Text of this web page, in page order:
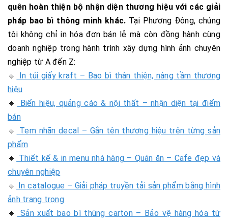
quên hoàn thiện bộ nhận diện thương hiệu với các giải
pháp bao bì thông minh khác. Tại Phương Đông, chúng
tôi không chỉ in hóa đơn bán lẻ mà còn đồng hành cùng
doanh nghiệp trong hành trình xây dựng hình ảnh chuyên
nghiệp từ A đến Z:
🔹
In túi giấy kraft – Bao bì thân thiện, nâng tầm thương
hiệu
🔹
Biển hiệu, quảng cáo & nội thất – nhận diện tại điểm
bán
🔹
Tem nhãn decal – Gắn tên thương hiệu trên từng sản
phẩm
🔹 Thiết kế & in menu nhà hàng – Quán ăn – Cafe đẹp và
chuyên nghiệp
🔹 In catalogue – Giải pháp truyền tải sản phẩm bằng hình
ảnh trang trọng
🔹
Sản xuất bao bì thùng carton – Bảo vệ hàng hóa từ